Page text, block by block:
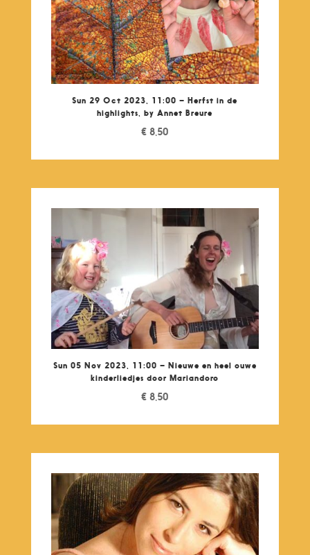
Sun 29 Oct 2023, 11:00 – Herfst in de
highlights, by Annet Breure
€ 8,50
Sun 05 Nov 2023, 11:00 – Nieuwe en heel ouwe
kinderliedjes door Mariandoro
€ 8,50